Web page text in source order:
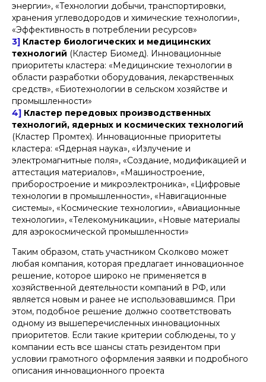
энергии», «Технологии добычи, транспортировки,
хранения углеводородов и химические технологии»,
«Эффективность в потреблении ресурсов»
3] Кластер биологических и медицинских
технологий (Кластер Биомед). Инновационные
приоритеты кластера: «Медицинские технологии в
области разработки оборудования, лекарственных
средств», «Биотехнологии в сельском хозяйстве и
промышленности»
4] Кластер передовых производственных
технологий, ядерных и космических технологий
(Кластер Промтех). Инновационные приоритеты
кластера: «Ядерная наука», «Излучение и
электромагнитные поля», «Создание, модификацией и
аттестация материалов», «Машиностроение,
приборостроение и микроэлектроника», «Цифровые
технологии в промышленности», «Навигационные
системы», «Космические технологии», «Авиационные
технологии», «Телекомуникации», «Новые материалы
для аэрокосмической промышленности»
Таким образом, стать участником Сколково может
любая компания, которая предлагает инновационное
решение, которое широко не применяется в
хозяйственной деятельности компаний в РФ, или
является новым и ранее не использовавшимся. При
этом, подобное решение должно соответствовать
одному из вышеперечисленных инновационных
приоритетов. Если такие критерии соблюдены, то у
компании есть все шансы стать резидентом при
условии грамотного оформления заявки и подробного
описания инновационного проекта